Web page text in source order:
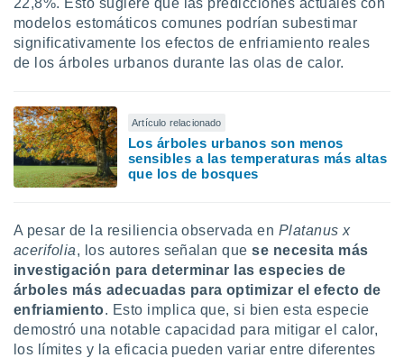
22,8%. Esto sugiere que las predicciones actuales con
modelos estomáticos comunes podrían subestimar
significativamente los efectos de enfriamiento reales
de los árboles urbanos durante las olas de calor.
Artículo relacionado
Los árboles urbanos son menos
sensibles a las temperaturas más altas
que los de bosques
A pesar de la resiliencia observada en Platanus x
acerifolia, los autores señalan que se necesita más
investigación para determinar las especies de
árboles más adecuadas para optimizar el efecto de
enfriamiento. Esto implica que, si bien esta especie
demostró una notable capacidad para mitigar el calor,
los límites y la eficacia pueden variar entre diferentes